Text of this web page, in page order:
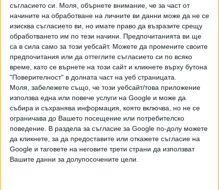
съгласието си.
Моля, обърнете внимание, че за част от
начините на обработване на личните ви данни може да не се
изисква съгласието ви, но имате право да възразите срещу
обработването им по тези начини. Предпочитанията ви ще
са в сила само за този уебсайт. Можете да промените своите
предпочитания или да оттеглите съгласието си по всяко
време, като се върнете на този сайт и кликнете върху бутона
"Поверителност" в долната част на уеб страницата.
Моля, забележете също, че този уебсайт/това приложение
използва една или повече услуги на Google и може да
събира и съхранява информация, която включва, но не се
ограничава до Вашето посещение или потребителско
поведение. В раздела за съгласие за Google по-долу можете
да кликнете, за да предоставите или откажете съгласие на
Google и таговете на неговите трети страни да използват
Вашите данни за долупосочените цели.
Видео Разгледай всички
Двама кандидат-президенти се борят за любовта на
Радев